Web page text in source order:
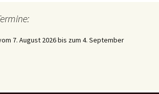
7. August 2026 bis zum 4. September